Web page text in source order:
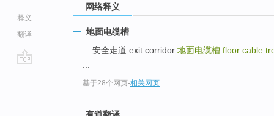
释义
翻译
网络释义
地面电缆槽
... 安全走道 exit corridor 地面电缆槽 floor cable
基于28个网页-相关网页
有道翻译